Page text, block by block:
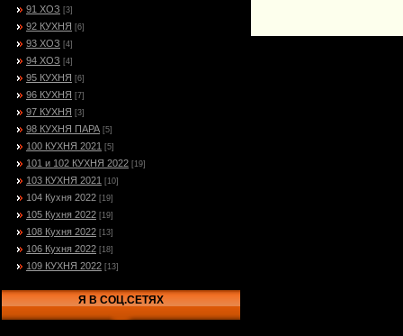
91 ХОЗ [3]
92 КУХНЯ [6]
93 ХОЗ [4]
94 ХОЗ [4]
95 КУХНЯ [6]
96 КУХНЯ [7]
97 КУХНЯ [3]
98 КУХНЯ ПАРА [5]
100 КУХНЯ 2021 [5]
101 и 102 КУХНЯ 2022 [19]
103 КУХНЯ 2021 [10]
104 Кухня 2022 [19]
105 Кухня 2022 [19]
108 Кухня 2022 [13]
106 Кухня 2022 [18]
109 КУХНЯ 2022 [13]
Я В СОЦ.СЕТЯХ